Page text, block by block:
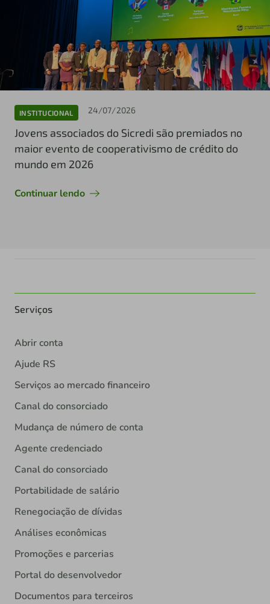
INSTITUCIONAL 24/07/2026
Jovens associados do Sicredi são premiados no
maior evento de cooperativismo de crédito do
mundo em 2026
Continuar lendo
Serviços
Abrir conta
Ajude RS
Serviços ao mercado financeiro
Canal do consorciado
Mudança de número de conta
Agente credenciado
Canal do consorciado
Portabilidade de salário
Renegociação de dívidas
Análises econômicas
Promoções e parcerias
Portal do desenvolvedor
Documentos para terceiros